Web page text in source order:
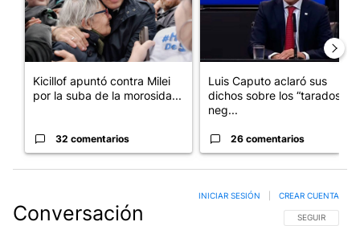
Kicillof apuntó contra Milei
por la suba de la morosida...
32 comentarios
Luis Caputo aclaró sus
dichos sobre los “tarados” y
neg...
26 comentarios
Conversación SIGA ESTA
SEGUIR
INICIAR SESIÓN CREAR CUENTA